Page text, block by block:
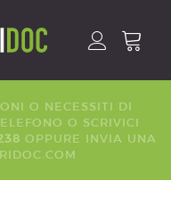
O NECESSITI DI
O SCRIVICI
OPPURE INVIA UNA